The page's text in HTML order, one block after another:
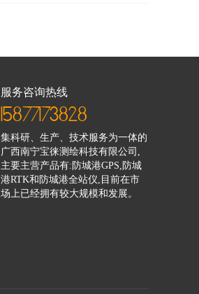
服务咨询热线
15877173828
集科研、生产、技术服务为一体的
广西南宁宝徕测绘科技有限公司,
主要主营产品有:防城港GPS,防城
港RTK和防城港全站仪,目前在市
场上已经拥有较大规模和发展。